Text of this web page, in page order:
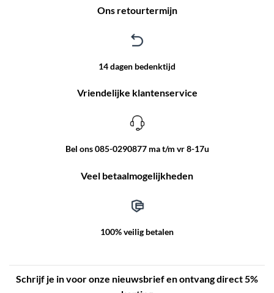
Ons retourtermijn
14 dagen bedenktijd
Vriendelijke klantenservice
Bel ons 085-0290877 ma t/m vr 8-17u
Veel betaalmogelijkheden
100% veilig betalen
Schrijf je in voor onze nieuwsbrief en ontvang direct 5%